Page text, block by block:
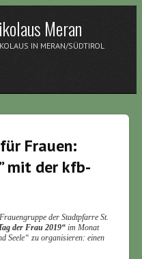
Meran
IN MERAN/SÜDTIROL
Frauen:
mit der kfb-
der Stadtpfarre St.
der Frau 2019“im Monat
Seele“ zu organisieren: einen